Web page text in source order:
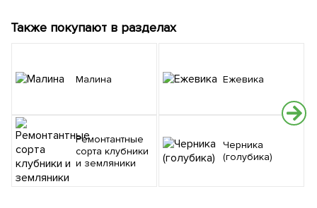
Также покупают в разделах
Малина
Ремонтантные
сорта клубники
и земляники
Ежевика
Черника
(голубика)